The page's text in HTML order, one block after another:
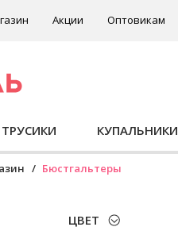
Акции Оптовикам
ТРУСИКИ КУПАЛЬНИКИ
Бюстгальтеры
ЦВЕТ